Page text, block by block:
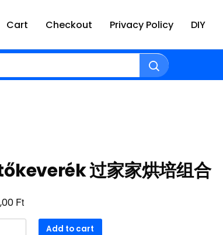
Cart Checkout Privacy Policy DIY
过家家烘培组合
Ft
Add to cart